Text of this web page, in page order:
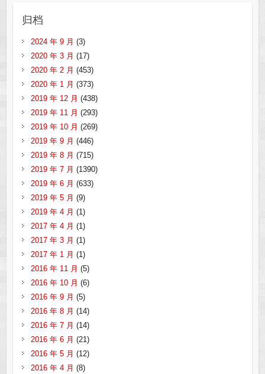
归档
2024 年 9 月 (3)
2020 年 3 月 (17)
2020 年 2 月 (453)
2020 年 1 月 (373)
2019 年 12 月 (438)
2019 年 11 月 (293)
2019 年 10 月 (269)
2019 年 9 月 (446)
2019 年 8 月 (715)
2019 年 7 月 (1390)
2019 年 6 月 (633)
2019 年 5 月 (9)
2019 年 4 月 (1)
2017 年 4 月 (1)
2017 年 3 月 (1)
2017 年 1 月 (1)
2016 年 11 月 (5)
2016 年 10 月 (6)
2016 年 9 月 (5)
2016 年 8 月 (14)
2016 年 7 月 (14)
2016 年 6 月 (21)
2016 年 5 月 (12)
2016 年 4 月 (8)